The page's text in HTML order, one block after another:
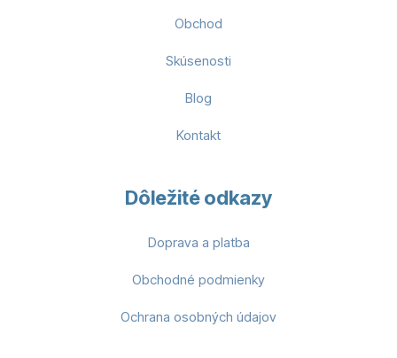
Obchod
Skúsenosti
Blog
Kontakt
Dôležité odkazy
Doprava a platba
Obchodné podmienky
Ochrana osobných údajov